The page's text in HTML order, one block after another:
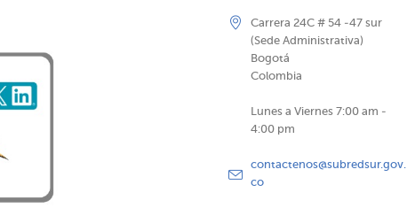
Carrera 24C # 54 -47 sur
(Sede Administrativa)
Bogotá
Colombia
Lunes a Viernes 7:00 am -
4:00 pm
contactenos@subredsur.gov.
co